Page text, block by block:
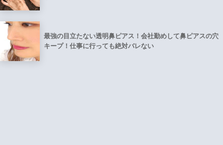
最強の目立たない透明鼻ピアス！会社勤めして鼻ピアスの穴
キープ！仕事に行っても絶対バレない